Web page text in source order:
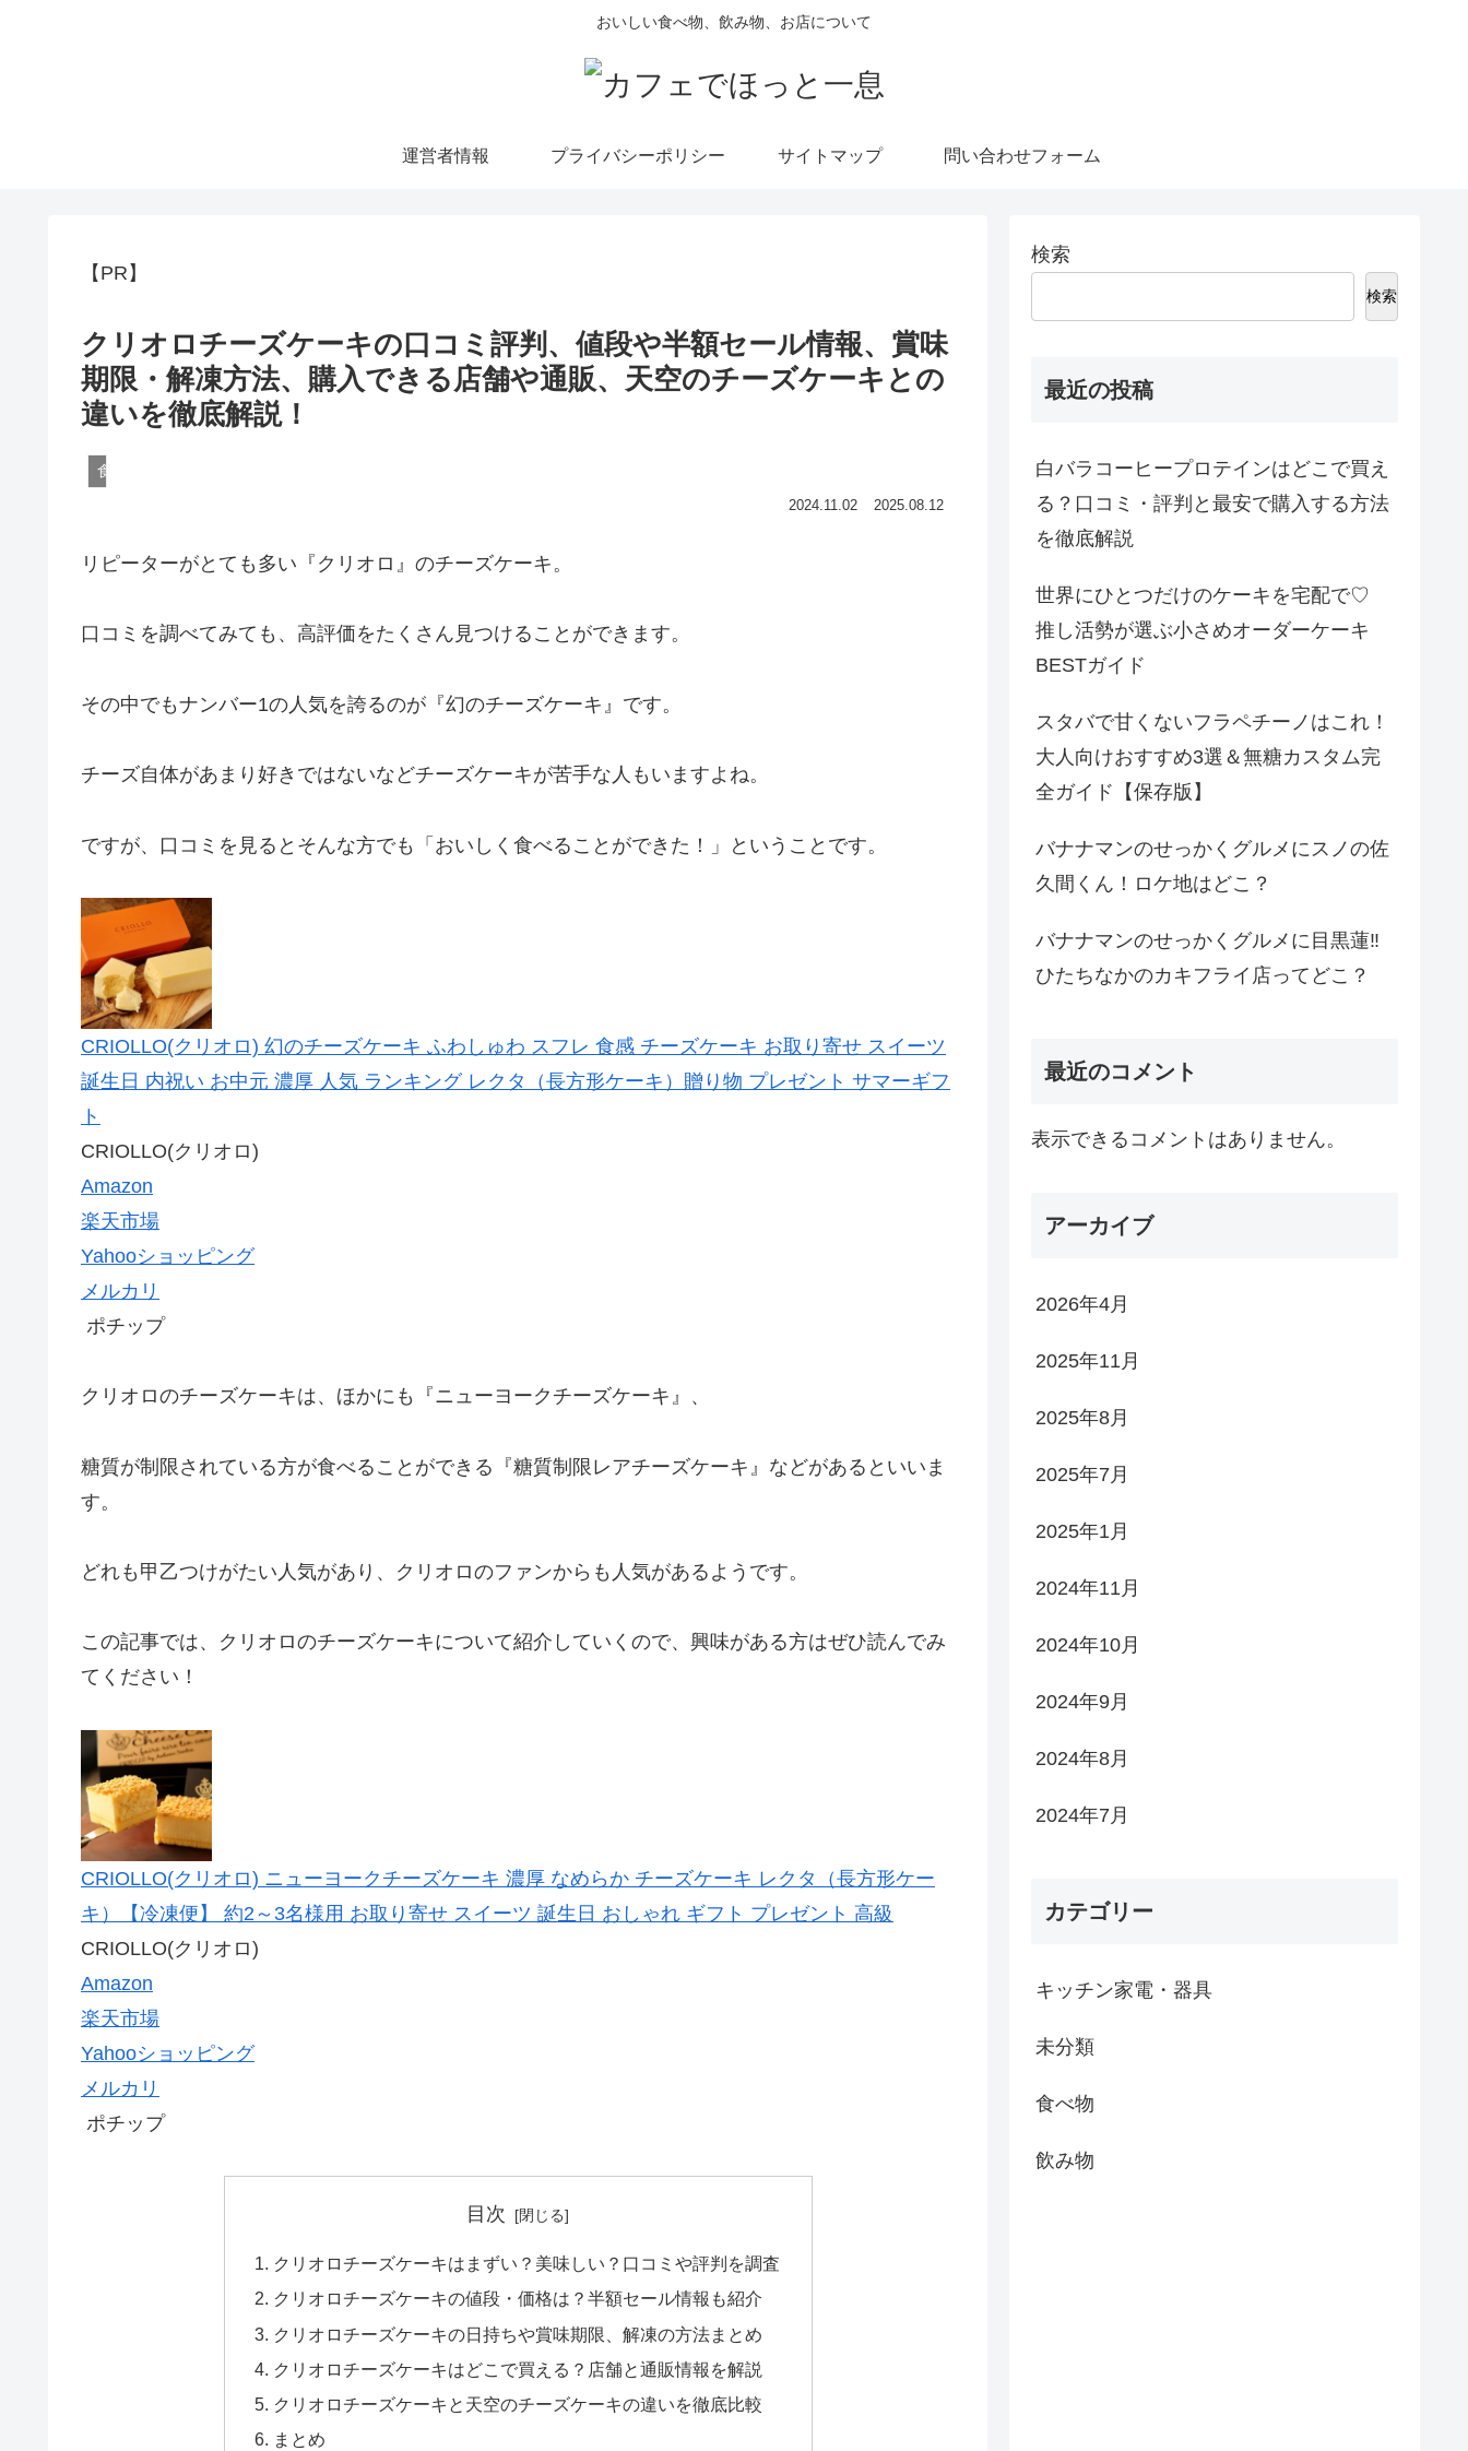
おいしい食べ物、飲み物、お店について
運営者情報 プライバシーポリシー サイトマップ 問い合わせフォーム
【PR】
クリオロチーズケーキの口コミ評判、値段や半額セール情報、賞味
期限・解凍方法、購入できる店舗や通販、天空のチーズケーキとの
違いを徹底解説！
食べ物
2024.11.02 2025.08.12
リピーターがとても多い『クリオロ』のチーズケーキ。
口コミを調べてみても、高評価をたくさん見つけることができます。
その中でもナンバー1の人気を誇るのが『幻のチーズケーキ』です。
チーズ自体があまり好きではないなどチーズケーキが苦手な人もいますよね。
ですが、口コミを見るとそんな方でも「おいしく食べることができた！」ということです。
CRIOLLO(クリオロ) 幻のチーズケーキ ふわしゅわ スフレ 食感 チーズケーキ お取り寄せ スイーツ
誕生日 内祝い お中元 濃厚 人気 ランキング レクタ（長方形ケーキ）贈り物 プレゼント サマーギフ
ト
CRIOLLO(クリオロ)
Amazon
楽天市場
Yahooショッピング
メルカリ
ポチップ
クリオロのチーズケーキは、ほかにも『ニューヨークチーズケーキ』、
糖質が制限されている方が食べることができる『糖質制限レアチーズケーキ』などがあるといいま
す。
どれも甲乙つけがたい人気があり、クリオロのファンからも人気があるようです。
この記事では、クリオロのチーズケーキについて紹介していくので、興味がある方はぜひ読んでみ
てください！
CRIOLLO(クリオロ) ニューヨークチーズケーキ 濃厚 なめらか チーズケーキ レクタ（長方形ケー
キ）【冷凍便】 約2～3名様用 お取り寄せ スイーツ 誕生日 おしゃれ ギフト プレゼント 高級
CRIOLLO(クリオロ)
Amazon
楽天市場
Yahooショッピング
メルカリ
ポチップ
目次
クリオロチーズケーキはまずい？美味しい？口コミや評判を調査
クリオロチーズケーキの値段・価格は？半額セール情報も紹介
クリオロチーズケーキの日持ちや賞味期限、解凍の方法まとめ
クリオロチーズケーキはどこで買える？店舗と通販情報を解説
クリオロチーズケーキと天空のチーズケーキの違いを徹底比較
まとめ
検索
検索
最近の投稿
白バラコーヒープロテインはどこで買え
る？口コミ・評判と最安で購入する方法
を徹底解説
世界にひとつだけのケーキを宅配で♡
推し活勢が選ぶ小さめオーダーケーキ
BESTガイド
スタバで甘くないフラペチーノはこれ！
大人向けおすすめ3選＆無糖カスタム完
全ガイド【保存版】
バナナマンのせっかくグルメにスノの佐
久間くん！ロケ地はどこ？
バナナマンのせっかくグルメに目黒蓮‼
ひたちなかのカキフライ店ってどこ？
最近のコメント
表示できるコメントはありません。
アーカイブ
2026年4月
2025年11月
2025年8月
2025年7月
2025年1月
2024年11月
2024年10月
2024年9月
2024年8月
2024年7月
カテゴリー
キッチン家電・器具
未分類
食べ物
飲み物